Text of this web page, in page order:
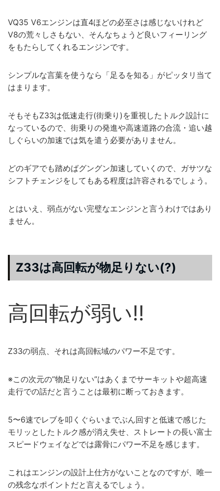
VQ35 V6エンジンは直4ほどの必至さは感じないけれど
V8の荒々しさもない、そんなちょうど良いフィーリング
をもたらしてくれるエンジンです。
シンプルな言葉を使うなら「足るを知る」がピッタリ当て
はまります。
そもそもZ33は低速走行(街乗り)を重視したトルク設計に
なっているので、街乗りの発進や高速道路の合流・追い越
しぐらいの加速では気を遣う必要がありません。
どのギアでも踏めばグングン加速していくので、ガサツな
シフトチェンジをしてもある程度は許容されるでしょう。
とはいえ、弱点がない完璧なエンジンと言うわけではあり
ません。
Z33は高回転が物足りない(?)
高回転が弱い!!
Z33の弱点、それは高回転域のパワー不足です。
※この次元の”物足りない”はあくまでサーキットや超高速
走行での話だと言うことは最初に断っておきます。
5〜6速でレブを叩くぐらいまでぶん回すと低速で感じた
モリッとしたトルク感が消え失せ、ストレートの長い富士
スピードウェイなどでは露骨にパワー不足を感じます。
これはエンジンの設計上仕方がないことなのですが、唯一
の残念なポイントだと言えるでしょう。